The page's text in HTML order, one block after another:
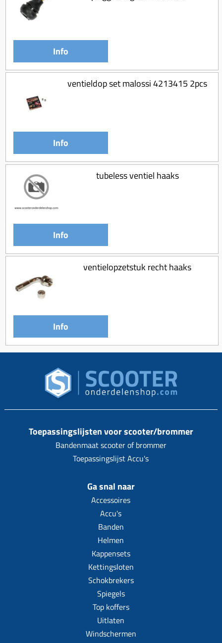
Ketting / tandwiel
Overbrenging
Info
ventieldop set malossi 4213415 2pcs
Info
tubeless ventiel haaks
Info
ventielopzetstuk recht haaks
Info
Toepassingslijsten voor scooter/brommer
Bandenmaat scooter of brommer
Toepassingslijst Accu's
Ga snal naar
Accessoires
Accu's
Banden
Helmen
Kappensets
Kettingsloten
Schokbrekers
Spiegels
Top koffers
Uitlaten
Windschermen